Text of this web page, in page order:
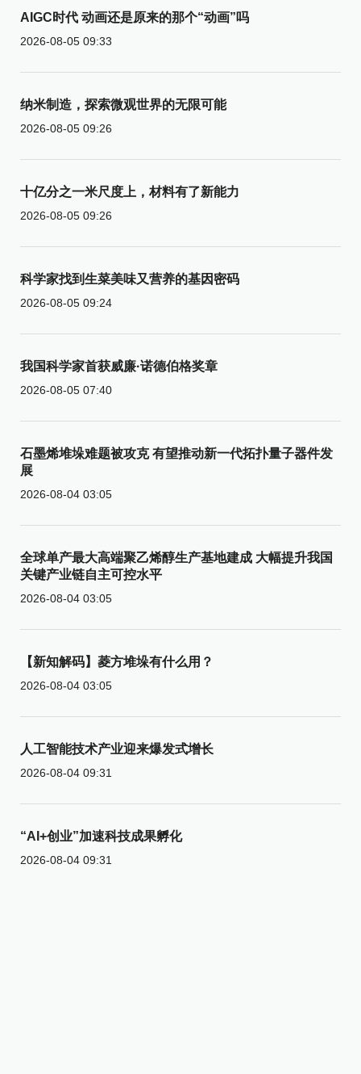
AIGC时代 动画还是原来的那个“动画”吗
2026-08-05 09:33
纳米制造，探索微观世界的无限可能
2026-08-05 09:26
十亿分之一米尺度上，材料有了新能力
2026-08-05 09:26
科学家找到生菜美味又营养的基因密码
2026-08-05 09:24
我国科学家首获威廉·诺德伯格奖章
2026-08-05 07:40
石墨烯堆垛难题被攻克 有望推动新一代拓扑量子器件发
展
2026-08-04 03:05
全球单产最大高端聚乙烯醇生产基地建成 大幅提升我国
关键产业链自主可控水平
2026-08-04 03:05
【新知解码】菱方堆垛有什么用？
2026-08-04 03:05
人工智能技术产业迎来爆发式增长
2026-08-04 09:31
“AI+创业”加速科技成果孵化
2026-08-04 09:31